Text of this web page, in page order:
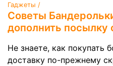
Гаджеты /
Советы
дополнить посылку
Не знаете, как покупать
доставку по-прежнему